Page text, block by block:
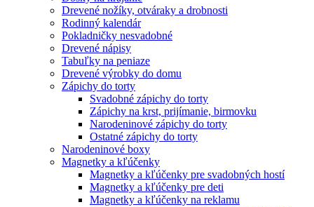
Drevené nožíky, otváraky a drobnosti
Rodinný kalendár
Pokladničky nesvadobné
Drevené nápisy
Tabuľky na peniaze
Drevené výrobky do domu
Zápichy do torty
Svadobné zápichy do torty
Zápichy na krst, prijímanie, birmovku
Narodeninové zápichy do torty
Ostatné zápichy do torty
Narodeninové boxy
Magnetky a kľúčenky
Magnetky a kľúčenky pre svadobných hostí
Magnetky a kľúčenky pre deti
Magnetky a kľúčenky na reklamu